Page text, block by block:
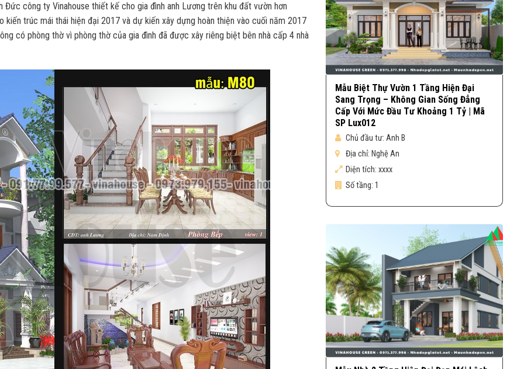
công ty Vinahouse thiết kế cho gia đình anh Lương trên khu đất vườn hơn
trúc mái thái hiện đại 2017 và dự kiến xây dựng hoàn thiện vào cuối năm 2017
có phòng thờ vì phòng thờ của gia đình đã được xây riêng biệt bên nhà cấp 4 nhà
Mẫu Biệt Thự Vườn 1 Tầng Hiện Đại
Sang Trọng – Không Gian Sống Đẳng
Cấp Với Mức Đầu Tư Khoảng 1 Tỷ | Mã
SP Lux012
Chủ đầu tư: Anh B
Địa chỉ: Nghệ An
Diện tích: xxxx
Số tầng: 1